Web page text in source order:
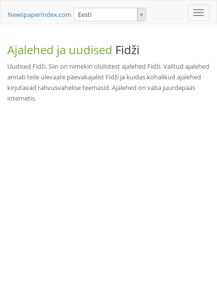
Toggle
NewspaperIndex.com Eesti
Ajalehed ja uudised Fidži
Uudised Fidži. Siin on nimekiri olulistest ajalehed Fidži. Valitud ajalehed
annab teile ülevaate päevakajalist Fidži ja kuidas kohalikud ajalehed
kirjutavad rahvusvahelise teemasid. Ajalehed on vaba juurdepääs
internetis.